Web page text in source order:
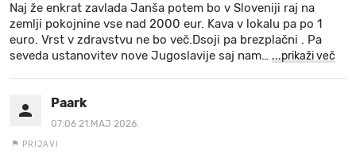
Naj že enkrat zavlada Janša potem bo v Sloveniji raj na
zemlji pokojnine vse nad 2000 eur. Kava v lokalu pa po 1
euro. Vrst v zdravstvu ne bo več.Dsoji pa brezplačni . Pa
seveda ustanovitev nove Jugoslavije saj nam… ...prikaži več
Paark
07:06 21.MAJ 2026.
PRIJAVI